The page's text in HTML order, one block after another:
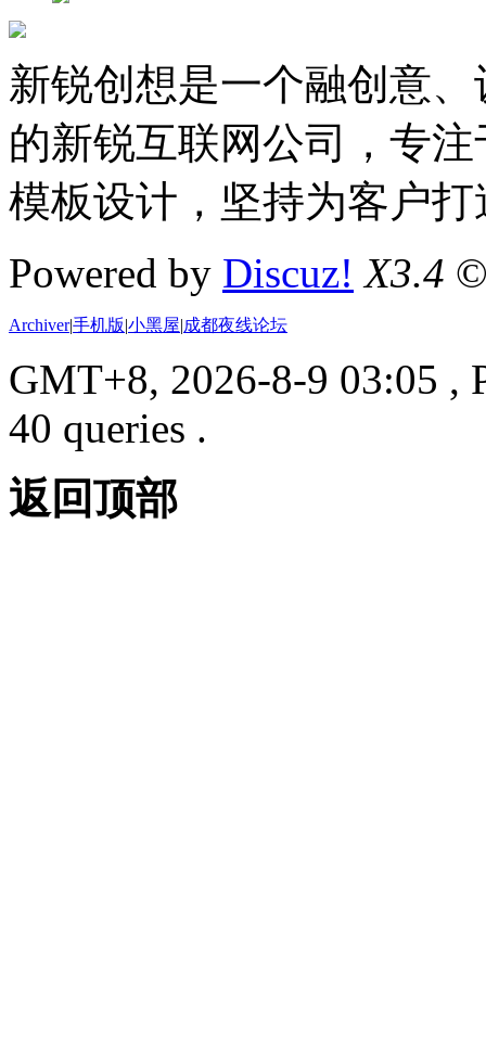
新锐创想是一个融创意
的新锐互联网公司，专
模板设计，坚持为客户
Powered by Discuz! X3.4
Archiver|手机版|小黑屋|成都夜线论坛
GMT+8, 2026-8-9 03:05 ,
40 queries .
返回顶部